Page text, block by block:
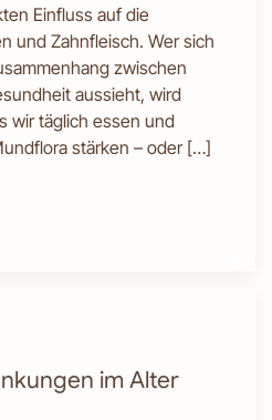
Einfluss auf die
und Zahnfleisch. Wer sich
zwischen
aussieht, wird
wir täglich essen und
stärken – oder […]
im Alter